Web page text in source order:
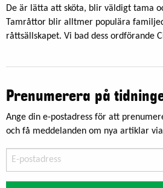
De är lätta att sköta, blir väldigt tama
Tamråttor blir alltmer populära
råttsällskapet. Vi bad dess ordförande
Prenumerera på
Ange din e-postadress för att
och få meddelanden om nya artiklar
postadress